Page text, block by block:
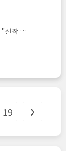
"신작 …
19 Go to the